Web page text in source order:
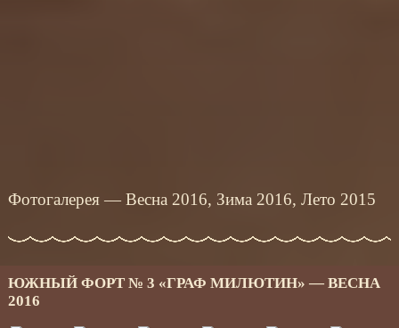
Фотогалерея — Весна 2016, Зима 2016, Лето 2015
ЮЖНЫЙ ФОРТ № 3 «ГРАФ МИЛЮТИН» — ВЕСНА
2016